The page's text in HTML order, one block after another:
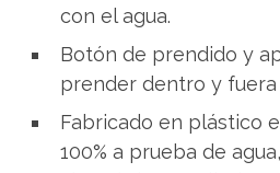
con el agua.
Botón de prendido y
prender dentro y fuera
Fabricado en plástico
100% a prueba de